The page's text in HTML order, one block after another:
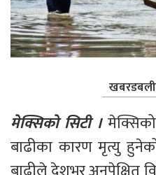
मेक्सिको सिटी ।
बाढीका कारण मृत्यु